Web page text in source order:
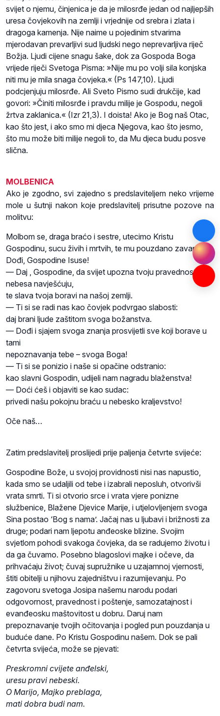
svijet o njemu, činjenica je da je milosrđe jedan od najljepših
uresa čovjekovih na zemlji i vrjednije od srebra i zlata i
dragoga kamenja. Nije naime u pojedinim stvarima
mjerodavan prevarljivi sud ljudski nego neprevarljiva riječ
Božja. Ljudi cijene snagu šake, dok za Gospoda Boga
vrijede riječi Svetoga Pisma: »Nije mu po volji sila konjska
niti mu je mila snaga čovjeka.« (Ps 147,10). Ljudi
podcjenjuju milosrđe. Ali Sveto Pismo sudi drukčije, kad
govori: »Činiti milosrđe i pravdu milije je Gospodu, negoli
žrtva zaklanica.« (Izr 21,3). I doista! Ako je Bog naš Otac,
kao što jest, i ako smo mi djeca Njegova, kao što jesmo,
što mu može biti milije negoli to, da Mu djeca budu posve
slična.
MOLBENICA
Ako je zgodno, svi zajedno s predslaviteljem neko vrijeme
mole u šutnji nakon koje predslavitelj prisutne pozove na
molitvu:
Molbom se, draga braćo i sestre, utecimo Kristu
Gospodinu, sucu živih i mrtvih, te mu pouzdano zavapijmo:
Dođi, Gospodine Isuse!
— Daj , Gospodine, da svijet upozna tvoju pravednost koju
nebesa navješćuju,
te slava tvoja boravi na našoj zemlji.
— Ti si se radi nas kao čovjek podvrgao slabosti:
daj brani ljude zaštitom svoga božanstva.
— Dođi i sjajem svoga znanja prosvijetli sve koji borave u
tami
nepoznavanja tebe – svoga Boga!
— Ti si se ponizio i naše si opačine odstranio:
kao slavni Gospodin, udijeli nam nagradu blaženstva!
— Doći ćeš i objaviti se kao sudac:
privedi našu pokojnu braću u nebesko kraljevstvo!
Oče naš…
Zatim predslavitelj proslijedi prije paljenja četvrte svijeće:
Gospodine Bože, u svojoj providnosti nisi nas napustio,
kada smo se udaljili od tebe i izabrali neposluh, otvorivši
vrata smrti. Ti si otvorio srce i vrata vjere ponizne
službenice, Blažene Djevice Marije, i utjelovljenjem svoga
Sina postao ‘Bog s nama’. Jačaj nas u ljubavi i brižnosti za
druge; podari nam ljepotu anđeoske blizine. Svojim
svjetlom pohodi svakoga čovjeka, da se radujemo životu i
da ga čuvamo. Posebno blagoslovi majke i očeve, da
prihvaćaju život; čuvaj supružnike u uzajamnoj vjernosti,
štiti obitelji u njihovu zajedništvu i razumijevanju. Po
zagovoru svetoga Josipa našemu narodu podari
odgovornost, pravednost i poštenje, samozatajnost i
evanđeosku maštovitost u dobru. Daruj nam
prepoznavanje tvojih očitovanja i pogled pun pouzdanja u
buduće dane. Po Kristu Gospodinu našem. Dok se pali
četvrta svijeća, može se pjevati:
Preskromni cvijete anđelski,
uresu pravi nebeski.
O Marijo, Majko preblaga,
mati dobra budi nam.